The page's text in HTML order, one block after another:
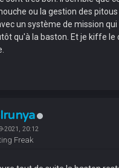
ou la gestion des
un système de mission
qu'à la baston. Et je kiffe le
2021, 20:12
Freak